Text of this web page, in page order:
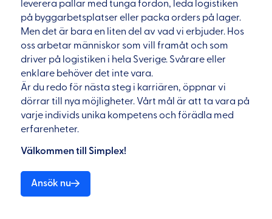
leverera pallar med tunga fordon, leda logistiken
på byggarbetsplatser eller packa orders på lager.
Men det är bara en liten del av vad vi erbjuder. Hos
oss arbetar människor som vill framåt och som
driver på logistiken i hela Sverige. Svårare eller
enklare behöver det inte vara.
Är du redo för nästa steg i karriären, öppnar vi
dörrar till nya möjligheter. Vårt mål är att ta vara på
varje individs unika kompetens och förädla med
erfarenheter.
Välkommen till Simplex!
Ansök nu